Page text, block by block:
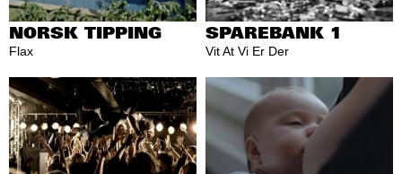
NORSK TIPPING
Flax
SPAREBANK 1
Vit At Vi Er Der